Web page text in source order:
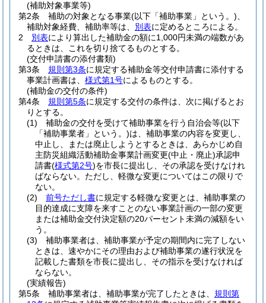
(補助対象事業等)
第2条
補助の対象となる事業(以下「補助事業」という。)
補助対象経費、補助率等は、 別表に定めるところによる。
2
別表により算出した補助金の額に1,000円未満の端数があ
るときは、これを切り捨てるものとする。
(交付申請書の添付書類)
第3条
規則第3条に規定する補助金等交付申請書に添付する
事業計画書は、 様式第1号によるものとする。
(補助金の交付の条件)
第4条
規則第5条に規定する交付の条件は、次に掲げるとお
りとする。
(1)
補助金の交付を受けて補助事業を行う自治会等(以下
「補助事業者」という。)は、補助事業の内容を変更し、
中止し、または廃止しようとするときは、あらかじめ自
主防災組織活動補助金事業計画変更(中止・廃止)承認申
請書(様式第2号)を市長に提出し、その承認を受けなけれ
ばならない。 ただし、軽微な変更についてはこの限りで
ない。
(2)
前号ただし書に規定する軽微な変更とは、補助事業の
目的達成に支障を来すことのない事業計画の一部の変更
または補助金交付決定額の20パーセント未満の減額をい
う。
(3)
補助事業者は、補助事業が予定の期間内に完了しない
ときは、速やかにその理由および補助事業の遂行状況を
記載した書類を市長に提出し、その指示を受けなければ
ならない。
(実績報告)
第5条
補助事業者は、補助事業が完了したときは、 規則第